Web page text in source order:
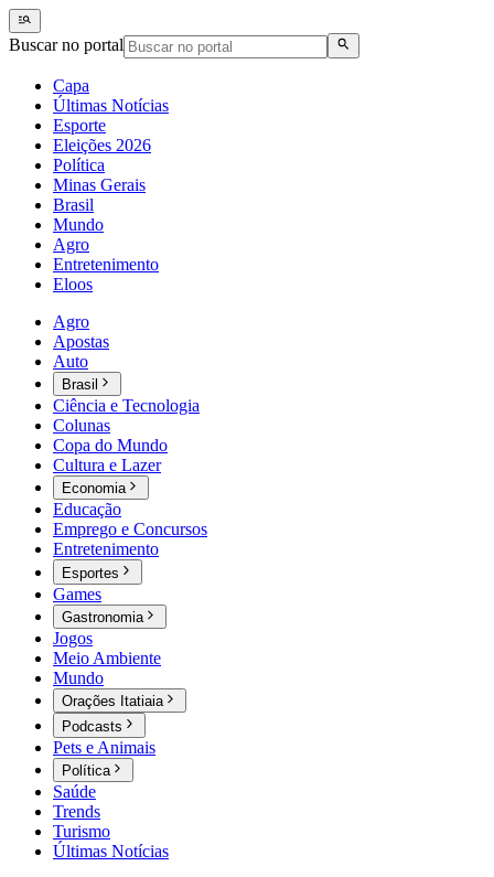
Buscar no portal
Capa
Últimas Notícias
Esporte
Eleições 2026
Política
Minas Gerais
Brasil
Mundo
Agro
Entretenimento
Eloos
Agro
Apostas
Auto
Brasil
Ciência e Tecnologia
Colunas
Copa do Mundo
Cultura e Lazer
Economia
Educação
Emprego e Concursos
Entretenimento
Esportes
Games
Gastronomia
Jogos
Meio Ambiente
Mundo
Orações Itatiaia
Podcasts
Pets e Animais
Política
Saúde
Trends
Turismo
Últimas Notícias